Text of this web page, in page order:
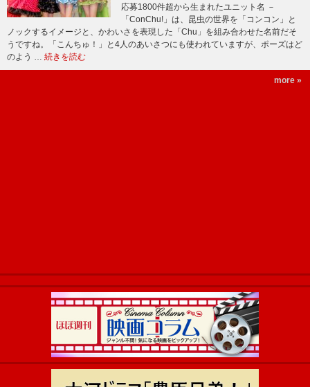
応募1800件超から生まれたユニット名 －
「ConChu!」は、昆虫の世界を「コンコン」と
ノックするイメージと、かわいさを表現した「Chu」を組み合わせた名前だそ
うですね。「こんちゅ！」と4人のあいさつにも使われていますが、ポーズはど
のよう … 続きを読む
more »